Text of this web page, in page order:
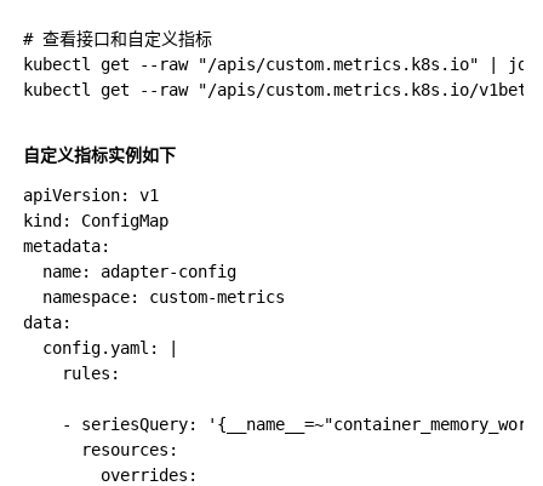
# 查看接口和自定义指标
kubectl get --raw "/apis/
kubectl get --raw "/apis/custom.metrics.k8s.io/
自定义指标实例如下
apiVersion: v1
kind: ConfigMap
metadata:
  name: adapter-config
  namespace: custom-metrics
data:
  config.yaml: |
    rules:
- seriesQuery:
      resources:
        overrides: